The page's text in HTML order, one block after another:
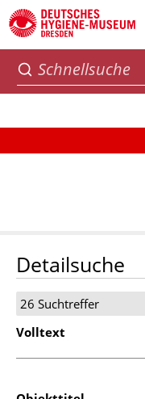
Detailsuche
26 Suchtreffer
Volltext